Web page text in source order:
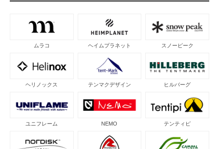
ムラコ ヘイムプラネット スノーピーク
ヘリノックス テンマクデザイン ヒルバーグ
ユニフレーム NEMO テンティピ